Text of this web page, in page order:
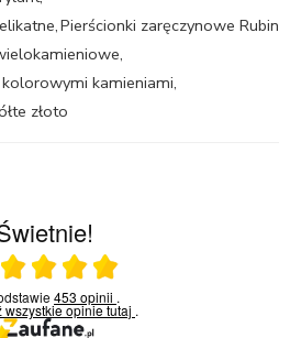
,Pierścionki zaręczynowe Rubin
,
kamieniami,
złoto
Ocena średnia 5 na 5
453 opinii .
wszystkie opinietutaj .